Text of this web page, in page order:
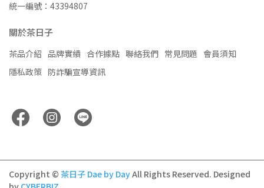
統一編號：43394807
關於茶日子
茶品介紹 品牌實績 合作據點 聯絡我們 常見問題 會員須知
隱私政策 防詐騙宣導資訊
Copyright © 茶日子 Dae by DayAll Rights Reserved. Designed